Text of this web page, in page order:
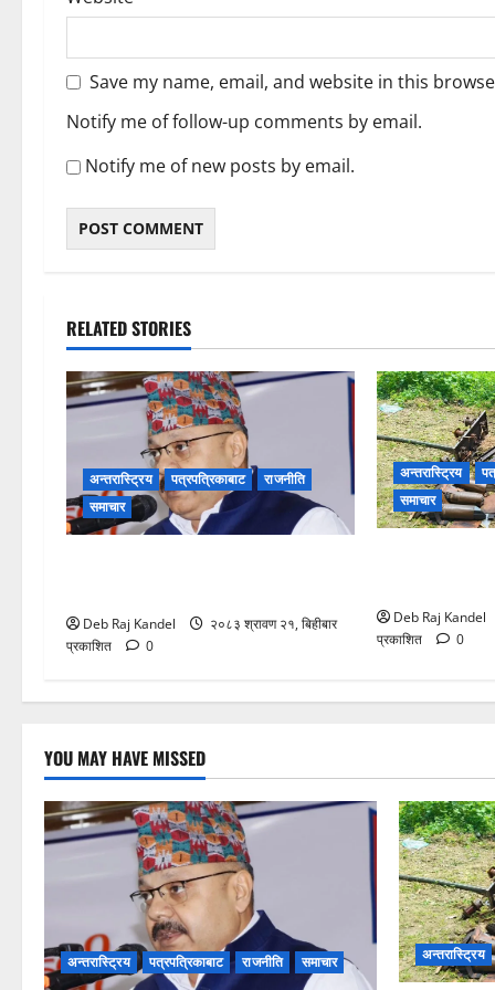
Save my name, email, and website in this
Notify me of follow-up comments by email.
Notify me of new posts by email.
RELATED STORIES
अन्तरास्ट्रिय पत्रपत्रिकाबाट
राजनीति
समाचार
Deb Raj Kandel
२०८३ श्रावण २१, बिहीबार
प्रकाशित
0
अन्तरास्ट्रिय
समाचार
Deb Raj Kandel
प्रकाशित
0
YOU MAY HAVE MISSED
अन्तरास्ट्रिय पत्रपत्रिकाबाट राजनीति समाचार अन्तरास्ट्रिय